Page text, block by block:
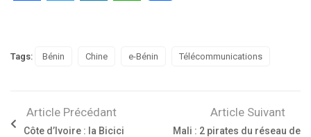
Tags: Bénin Chine e-Bénin Télécommunications
Article Précédant
Côte d’Ivoire : la Bicici
Article Suivant
Mali : 2 pirates du réseau de